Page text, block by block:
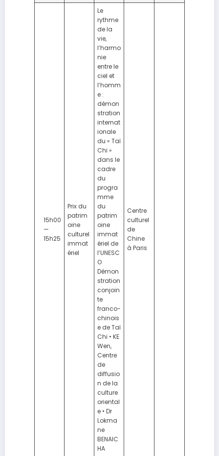
15h00
—
15h25
Prix du
patrim
oine
culturel
immat
ériel
Le
rythme
de la
vie,
l’harmo
nie
entre le
ciel et
l’homm
e :
démon
stration
internat
ionale
du « Taï
Chi »
dans le
cadre
du
progra
mme
du
patrim
oine
immat
ériel de
l’UNESC
O
Démon
stration
conjoin
te
franco-
chinois
e de Taï
Chi • KE
Wen,
Centre
de
diffusio
n de la
culture
oriental
e • Dr
Lokma
ne
BENAIC
HA
Centre
culturel
de
Chine
à Paris